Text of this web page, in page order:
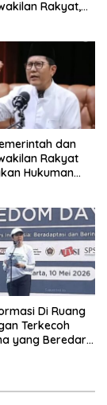
Rakyat,
dan
Rakyat
Hukuman
Di Ruang
Terkecoh
yang Beredar